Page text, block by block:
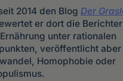
2014 den Blog Der
er dort die
unter rationalen
veröffentlicht
Homophobie oder